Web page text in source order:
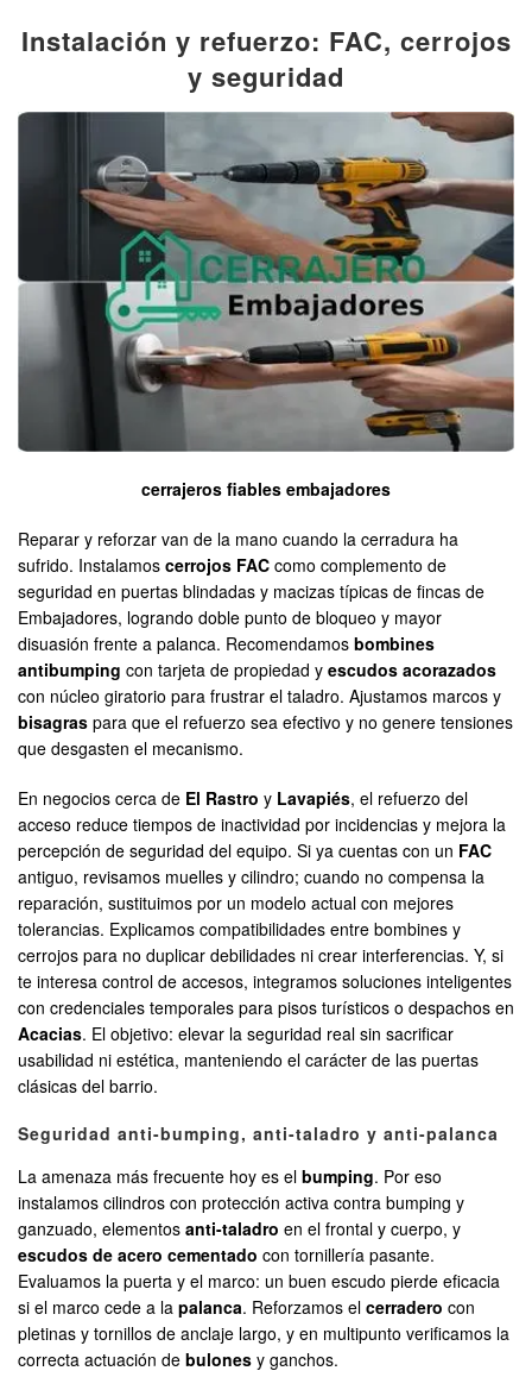
Instalación y refuerzo: FAC, cerrojos
y seguridad
cerrajeros fiables embajadores
Reparar y reforzar van de la mano cuando la cerradura ha
sufrido. Instalamos cerrojos FAC como complemento de
seguridad en puertas blindadas y macizas típicas de fincas de
Embajadores, logrando doble punto de bloqueo y mayor
disuasión frente a palanca. Recomendamos bombines
antibumping con tarjeta de propiedad y escudos acorazados
con núcleo giratorio para frustrar el taladro. Ajustamos marcos y
bisagras para que el refuerzo sea efectivo y no genere tensiones
que desgasten el mecanismo.
En negocios cerca de El Rastro y Lavapiés, el refuerzo del
acceso reduce tiempos de inactividad por incidencias y mejora la
percepción de seguridad del equipo. Si ya cuentas con un FAC
antiguo, revisamos muelles y cilindro; cuando no compensa la
reparación, sustituimos por un modelo actual con mejores
tolerancias. Explicamos compatibilidades entre bombines y
cerrojos para no duplicar debilidades ni crear interferencias. Y, si
te interesa control de accesos, integramos soluciones inteligentes
con credenciales temporales para pisos turísticos o despachos en
Acacias. El objetivo: elevar la seguridad real sin sacrificar
usabilidad ni estética, manteniendo el carácter de las puertas
clásicas del barrio.
Seguridad anti-bumping, anti-taladro y anti-palanca
La amenaza más frecuente hoy es el bumping. Por eso
instalamos cilindros con protección activa contra bumping y
ganzuado, elementos anti-taladro en el frontal y cuerpo, y
escudos de acero cementado con tornillería pasante.
Evaluamos la puerta y el marco: un buen escudo pierde eficacia
si el marco cede a la palanca. Reforzamos el cerradero con
pletinas y tornillos de anclaje largo, y en multipunto verificamos la
correcta actuación de bulones y ganchos.